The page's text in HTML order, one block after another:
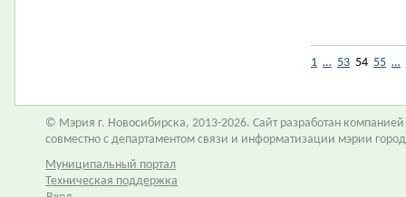
1 … 53 54 55 …
© Мэрия г. Новосибирска, 2013-2026. Сайт разработан компанией
совместно с департаментом связи и информатизации мэрии
Муниципальный портал
Техническая поддержка